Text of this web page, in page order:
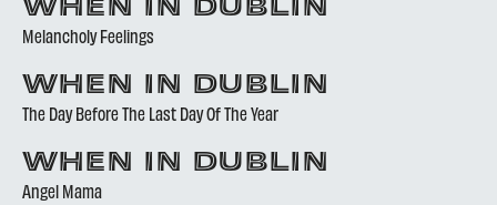
WHEN IN DUBLIN
Melancholy Feelings
WHEN IN DUBLIN
The Day Before The Last Day Of The Year
WHEN IN DUBLIN
Angel Mama